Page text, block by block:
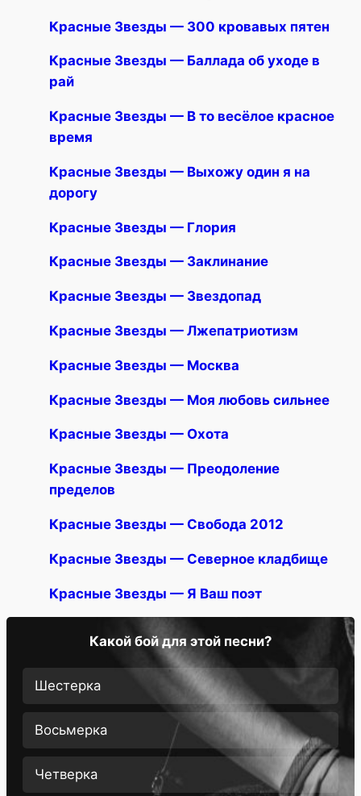
Красные Звезды — 300 кровавых пятен
Красные Звезды — Баллада об уходе в
рай
Красные Звезды — В то весёлое красное
время
Красные Звезды — Выхожу один я на
дорогу
Красные Звезды — Глория
Красные Звезды — Заклинание
Красные Звезды — Звездопад
Красные Звезды — Лжепатриотизм
Красные Звезды — Москва
Красные Звезды — Моя любовь сильнее
Красные Звезды — Охота
Красные Звезды — Преодоление
пределов
Красные Звезды — Свобода 2012
Красные Звезды — Северное кладбище
Красные Звезды — Я Ваш поэт
Какой бой для этой песни?
Шестерка
Восьмерка
Четверка